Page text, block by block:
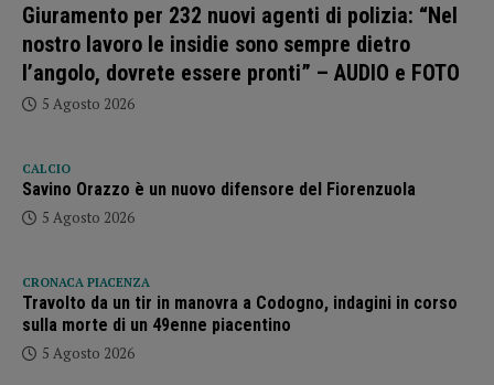
Giuramento per 232 nuovi agenti di polizia: “Nel
nostro lavoro le insidie sono sempre dietro
l’angolo, dovrete essere pronti” – AUDIO e FOTO
5 Agosto 2026
CALCIO
Savino Orazzo è un nuovo difensore del Fiorenzuola
5 Agosto 2026
CRONACA PIACENZA
Travolto da un tir in manovra a Codogno, indagini in corso
sulla morte di un 49enne piacentino
5 Agosto 2026